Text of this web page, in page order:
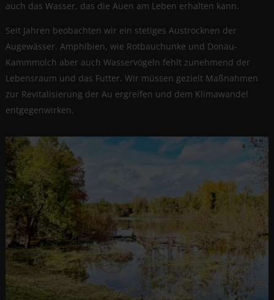
auch das Wasser, das die Auen am Leben erhalten kann.
Seit Jahren beobachten wir ein stetiges Austrocknen der
Augewässer. Amphibien, wie Rotbauchunke und Donau-
Kammmolch aber auch Wasservögeln fehlt zunehmend der
Lebensraum und das Futter. Wir müssen gezielt Maßnahmen
zur Revitalisierung der Au ergreifen und dem Klimawandel
entgegenwirken.